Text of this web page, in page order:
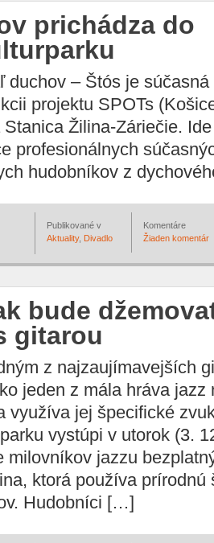
prichádza do
duchov – Štós je
projektu SPOTs
Žilina-Záriečie.
profesionálnych
hudobníkov z
Publikované v
Aktuality, Divadlo
Komentáre
Žiaden komentár
bude
gitarou
z najzaujímavejších
jeden z mála hráva jazz
využíva jej špecifické
vystúpi v utorok (3.
milovníkov jazzu
ktorá používa prírodnú
Hudobníci […]